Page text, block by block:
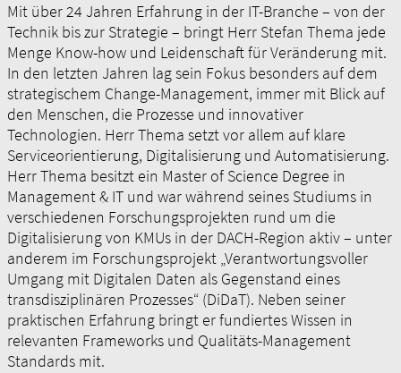
Mit über 24 Jahren Erfahrung in der IT-Branche – von der
Technik bis zur Strategie – bringt Herr Stefan Thema jede
Menge Know-how und Leidenschaft für Veränderung mit.
In den letzten Jahren lag sein Fokus besonders auf dem
strategischem Change-Management, immer mit Blick auf
den Menschen, die Prozesse und innovativer
Technologien. Herr Thema setzt vor allem auf klare
Serviceorientierung, Digitalisierung und Automatisierung.
Herr Thema besitzt ein Master of Science Degree in
Management & IT und war während seines Studiums in
verschiedenen Forschungsprojekten rund um die
Digitalisierung von KMUs in der DACH-Region aktiv – unter
anderem im Forschungsprojekt „Verantwortungsvoller
Umgang mit Digitalen Daten als Gegenstand eines
transdisziplinären Prozesses“ (DiDaT). Neben seiner
praktischen Erfahrung bringt er fundiertes Wissen in
relevanten Frameworks und Qualitäts-Management
Standards mit.